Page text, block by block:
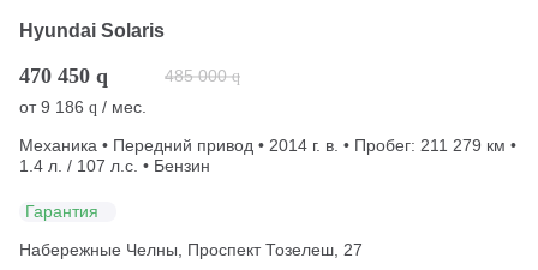
Hyundai Solaris
470 450 q 485 000 q
от9 186 q / мес.
Механика • Передний привод • 2014 г. в. • Пробег: 211 279 км •
1.4 л. / 107 л.с. • Бензин
Гарантия
Набережные Челны, Проспект Тозелеш, 27